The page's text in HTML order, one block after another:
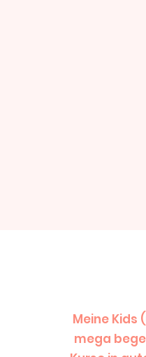
Meine Kids
mega